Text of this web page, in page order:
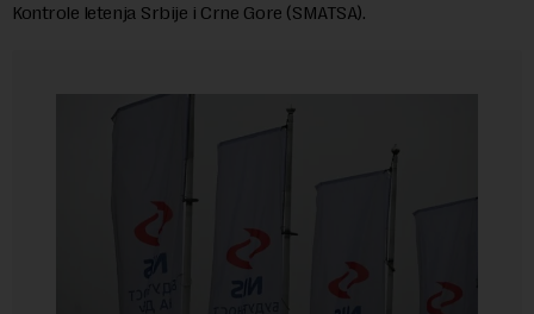
Kontrole letenja Srbije i Crne Gore (SMATSA).